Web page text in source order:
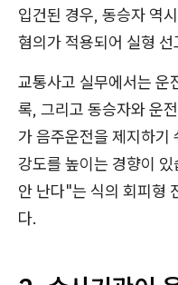
입건된 경우, 동승자 역
혐의가 적용되어 실형
교통사고 실무에서는 운
록, 그리고 동승자와 운
가 음주운전을 제지하기
강도를 높이는 경향이
안 난다"는 식의 회피형
다.